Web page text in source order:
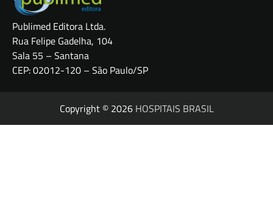
Publimed Editora Ltda.
Rua Felipe Gadelha, 104
Sala 55 – Santana
CEP: 02012-120 – São Paulo/SP
Copyright © 2026 HOSPITAIS BRASIL